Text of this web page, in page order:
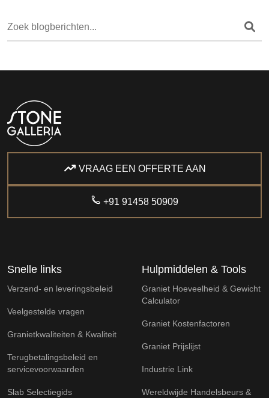
VRAAG EEN OFFERTE AAN
+91 91458 50909
Snelle links
Verzend- en leveringsbeleid
Veelgestelde vragen
Granietkwaliteiten & Kwaliteit
Terugbetalingsbeleid en
servicevoorwaarden
Slab Selectiegids
Hulpmiddelen & Tools
Graniet Hoeveelheid & Gewicht
Calculator
Graniet Kostenfactoren
Graniet Prijslijst
Industrie Link
Wereldwijde Handelsbeurs &